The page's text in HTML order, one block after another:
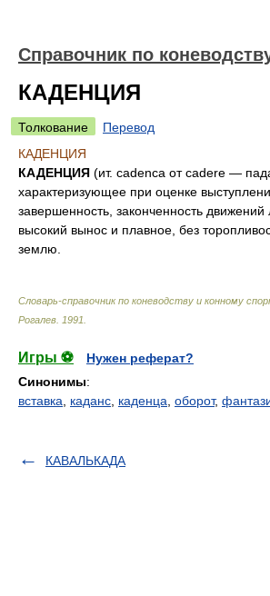
Справочник по
КАДЕНЦИЯ
Толкование
Перевод
КАДЕНЦИЯ
КАДЕНЦИЯ (ит. cadenca от cadere —
характеризующее при оценке
завершенность, законченность движений
высокий вынос и плавное, без
землю.
Словарь-справочник по коневодству и конному
Рогалев 1991
Игры ⚽
Нужен реферат?
Синонимы:
вставка
каданс каденца оборот,
КАВАЛЬКАДА